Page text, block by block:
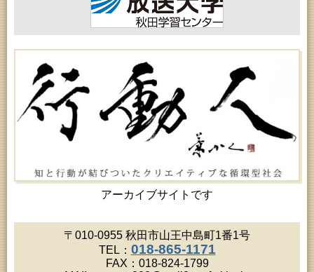
アーカイブサイトです
乳幼児教育「カンガルー乳幼児学級」
2026年08月20日 (秋田市)
女性教育「あかしあ婦人学級」
2026年08月20日 (秋田市)
女性教育「女性セミナー『ゆうわ』」
2026年08月20日 (秋田市)
成人教育「夏の暑さに負けない薬膳料理教室」
2026年08月21日 (秋田市)
高齢者教育「保戸野地区高齢者学級」
2026年08月21日 (秋田市)
成人教育「市民体験活動推進事業『料理教室』」
2026年08月22日 (秋田市)
乳幼児・青少年教育「英語で楽しむおはなしの会」
2026年08月22日 (秋田市)
ンコインコンサートVol.68）
2026年08月22日 (能代市)
市民おもしろ塾2026年8月例会 第177回「菅江真澄
が見た能代山本」
〒010-0955 秋田市山王中島町1番1号
TEL： 018-865-1171
FAX：018-824-1799